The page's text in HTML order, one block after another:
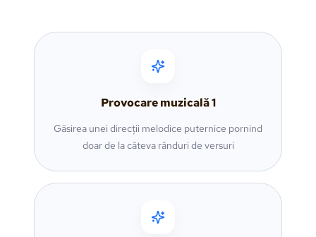
Provocare muzicală1
Găsirea unei direcții melodice puternice pornind
doar de la câteva rânduri de versuri